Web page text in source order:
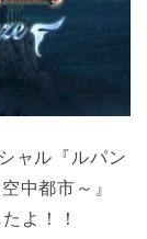
ャル『ルパン
中都市～』
よ！！